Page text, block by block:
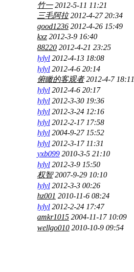
竹一 2012-5-11 11:21
三毛阿拉 2012-4-27 20:34
good1236 2012-4-26 15:49
kxz 2012-3-9 16:40
88220 2012-4-21 23:25
lylyl 2012-4-13 18:08
lylyl 2012-4-6 20:14
俯瞰的客观者 2012-4-7 18:11
lylyl 2012-4-6 20:17
lylyl 2012-3-30 19:36
lylyl 2012-3-24 12:16
lylyl 2012-2-17 17:58
lylyl 2004-9-27 15:52
lylyl 2012-3-17 11:31
yxb099 2010-3-5 21:10
lylyl 2012-3-9 15:50
权智 2007-9-29 10:10
lylyl 2012-3-3 00:26
hz001 2010-11-6 08:24
lylyl 2012-2-24 17:47
amkr1015 2004-11-17 10:09
wellgo010 2010-10-9 09:54